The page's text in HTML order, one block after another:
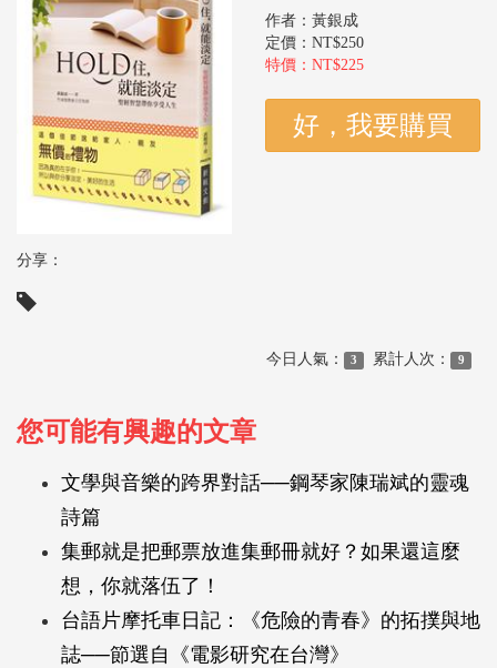
作者：黃銀成
定價：NT$250
特價：NT$225
分享：
今日人氣： 3 累計人次： 9
您可能有興趣的文章
文學與音樂的跨界對話──鋼琴家陳瑞斌的靈魂
詩篇
集郵就是把郵票放進集郵冊就好？如果還這麼
想，你就落伍了！
台語片摩托車日記：《危險的青春》的拓撲與地
誌──節選自《電影研究在台灣》